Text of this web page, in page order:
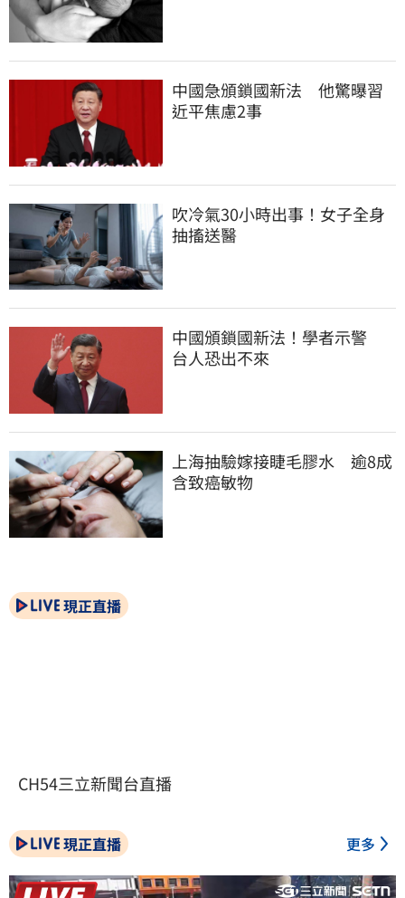
中國急頒鎖國新法　他驚曝習
近平焦慮2事
吹冷氣30小時出事！女子全身
抽搐送醫
中國頒鎖國新法！學者示警
台人恐出不來
上海抽驗嫁接睫毛膠水　逾8成
含致癌敏物
現正直播
CH54三立新聞台直播
現正直播 更多